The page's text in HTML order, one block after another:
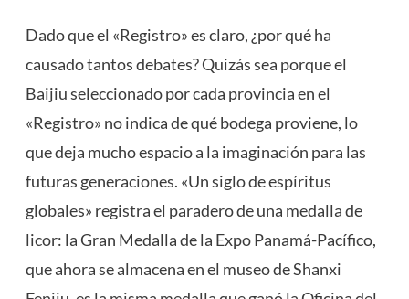
Dado que el «Registro» es claro, ¿por qué ha
causado tantos debates? Quizás sea porque el
Baijiu seleccionado por cada provincia en el
«Registro» no indica de qué bodega proviene, lo
que deja mucho espacio a la imaginación para las
futuras generaciones. «Un siglo de espíritus
globales» registra el paradero de una medalla de
licor: la Gran Medalla de la Expo Panamá-Pacífico,
que ahora se almacena en el museo de Shanxi